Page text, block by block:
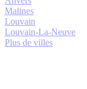
Malines
Louvain
Louvain-La-Neuve
Plus de villes